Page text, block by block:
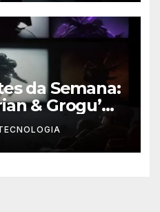
da Semana:
& Grogu’